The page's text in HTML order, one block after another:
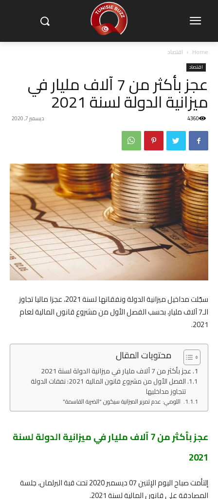
Home اقتصاد
اقتصاد
عجز بأكثر من 7 آلاف مليار في
ميزانية الدولة لسنة 2021
ديسمبر 7, 2020 4360
سجّلت مداخيل ميزانية الدولة ونفقاتها لسنة 2021، عجزا ماليا تجاوز
الـ7 آلاف مليار، بحسب الفصل الأول من مشروع قانون المالية لعام
2021.
محتويات المقال
عجز بأكثر من 7 آلاف مليار في ميزانية الدولة لسنة 2021
الفصل الأول من مشروع قانون المالية 2021: نفقات الدولة
تتجاوز مداخليها
اللومي: عدم تمرير الميزانية سيكون “الضربة القاسمة”
عجز بأكثر من 7 آلاف مليار في ميزانية الدولة لسنة
2021
إلتأمت صباح اليوم الإثنين 07 ديسمبر 2020 تحت قبة البرلمان، جلسة
المصادقة على قانون المالية لسنة 2021.